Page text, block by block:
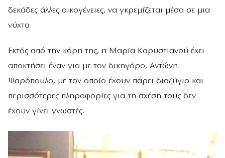
δεκάδες άλλες οικογένειες, να γκρεμίζεται μέσα σε μια
νύχτα.
Εκτός από την κόρη της, η Μαρία Καρυστιανού έχει
αποκτήσει έναν γιο με τον δικηγόρο, Αντώνη
Ψαρόπουλο, με τον οποίο έχουν πάρει διαζύγιο και
περισσότερες πληροφορίες για τη σχέση τους δεν
έχουν γίνει γνωστές.